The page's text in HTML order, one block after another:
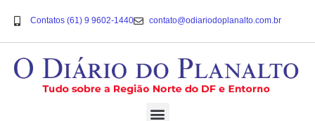
Contatos (61) 9 9602-1440 contato@odiariodoplanalto.com.br